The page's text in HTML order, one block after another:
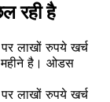
रही है
लाखों रुपये खर्च
महीने है। ओडस
लाखों रुपये खर्च